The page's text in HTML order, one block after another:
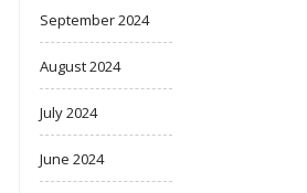
September 2024
August 2024
July 2024
June 2024